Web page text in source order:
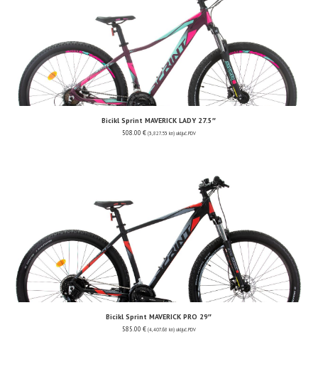
Bicikl Sprint MAVERICK LADY 27.5″
508.00 € (3,827.53 kn) uključ. PDV
Bicikl Sprint MAVERICK PRO 29″
585.00 € (4,407.68 kn) uključ. PDV